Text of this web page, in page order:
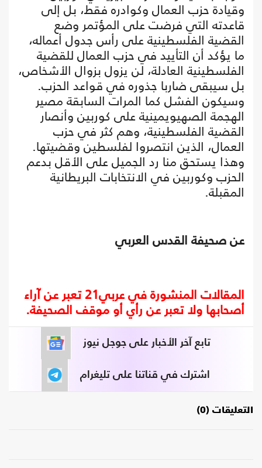
وقيادة حزب العمال وكوادره فقط، بل إلى
قاعدته التي فرضت على المؤتمر وضع
القضية الفلسطينية على رأس جدول أعماله،
ما يؤكد أن التأييد في حزب العمال للقضية
الفلسطينية العادلة، لن يزول بزوال الأشخاص،
بل سيبقى ضاربا جذوره في قواعد الحزب.
وسيكون الفشل كما المرات السابقة مصير
الهجمة الصهيويمينية على كوربين وأنصار
القضية الفلسطينية، وهم كثر في حزب
العمال، الذين انتصروا لفلسطين وقضيتها.
وهذا يستحق منا رد الجميل على الأقل بدعم
الحزب وكوربين في الانتخابات البريطانية
المقبلة.
عن صحيفة القدس العربي
المقالات المنشورة في عربي21 تعبر عن آراء
أصحابها ولا تعبر عن رأي أو موقف الصحيفة.
تابع آخر الأخبار على جوجل نيوز
اشترك في قناتنا على تليغرام
التعليقات (0)